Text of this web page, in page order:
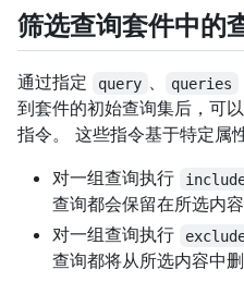
筛选查询套件中的
通过指定 query 、 queries
到套件的初始查询集后，可
指令。 这些指令基于特定属
对一组查询执行
查询都会保留在所选内
对一组查询执行
查询都将从所选内容中